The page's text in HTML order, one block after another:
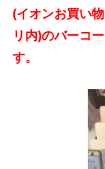
(イオンお買い
リ内)のバーコ
す。